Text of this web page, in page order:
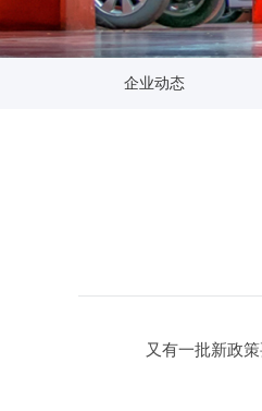
企业动态
又有一批新政策要